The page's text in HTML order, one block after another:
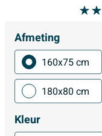
Afmeting
160x75 cm
180x80 cm
Kleur